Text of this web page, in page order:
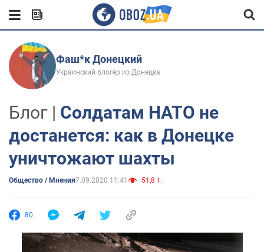
Фаш*к Донецкий
Украинский блогер из Донецка
Блог | Солдатам НАТО не
достанется: как в Донецке
уничтожают шахты
Общество / Мнения7.09.2020 11:41 51,8 т.
80